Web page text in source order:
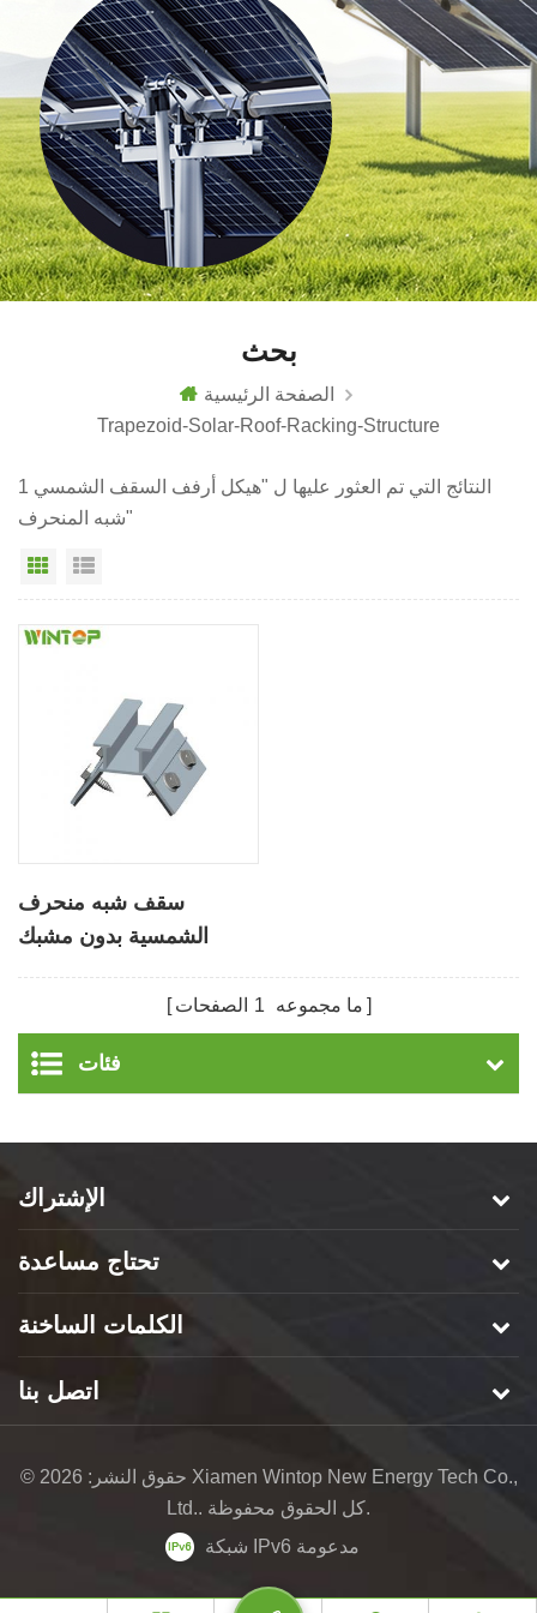
بحث
الصفحة الرئيسية
Trapezoid-Solar-Roof-Racking-Structure
1 النتائج التي تم العثور عليها ل "هيكل أرفف السقف الشمسي
شبه المنحرف"
عرض شبكي
سقف شبه منحرف
الشمسية بدون مشبك
ما مجموعه 1 الصفحات
فئات
الإشتراك
تحتاج مساعدة
الكلمات الساخنة
اتصل بنا
© حقوق النشر: 2026 Xiamen Wintop New Energy Tech Co.,
Ltd.. كل الحقوق محفوظة.
شبكة IPv6 مدعومة